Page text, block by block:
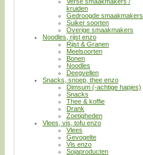
kruiden
Gedroogde smaakmakers
Suiker soorten
Overige smaakmakers
Noodles, rijst enzo
Rijst & Granen
Meelsoorten
Bonen
Noodles
Deegvellen
Snacks, snoep, thee enzo
Dimsum (-achtige hapjes)
Snacks
Thee & koffie
Drank
Zoetigheden
Vlees, vis, tofu enzo
Vlees
Gevogelte
Vis enzo
Sojaproducten